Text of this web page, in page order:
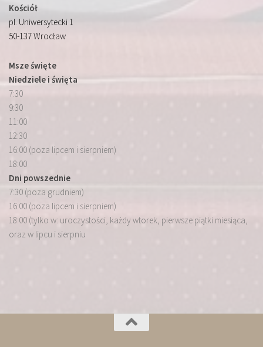
Kościół
pl. Uniwersytecki 1
50-137 Wrocław
Msze święte
Niedziele i święta
7:30
9:30
11:00
12:30
16:00 (poza lipcem i sierpniem)
18:00
Dni powszednie
7:30 (poza grudniem)
16:00 (poza lipcem i sierpniem)
18:00 (tylko w: uroczystości, każdy wtorek, pierwsze piątki miesiąca,
oraz w lipcu i sierpniu